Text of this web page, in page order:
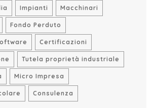
Impianti Macchinari
Fondo Perduto
Certificazioni
Tutela proprietà industriale
Micro Impresa
Consulenza